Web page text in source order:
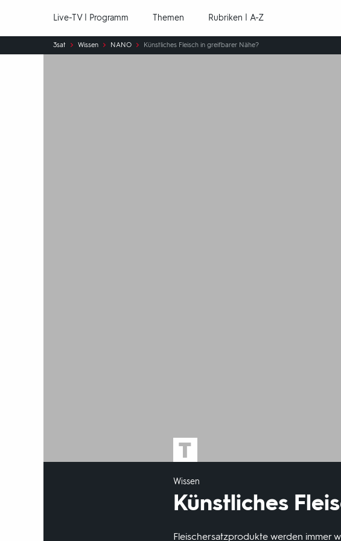
Live-TV | Programm Themen Rubriken | A-Z
Sie
sind
3sat Wissen NANO Künstliches Fleisch in greifbarer Nähe?
Wissen
Künstliches
Fleischersatzprodukte werden immer